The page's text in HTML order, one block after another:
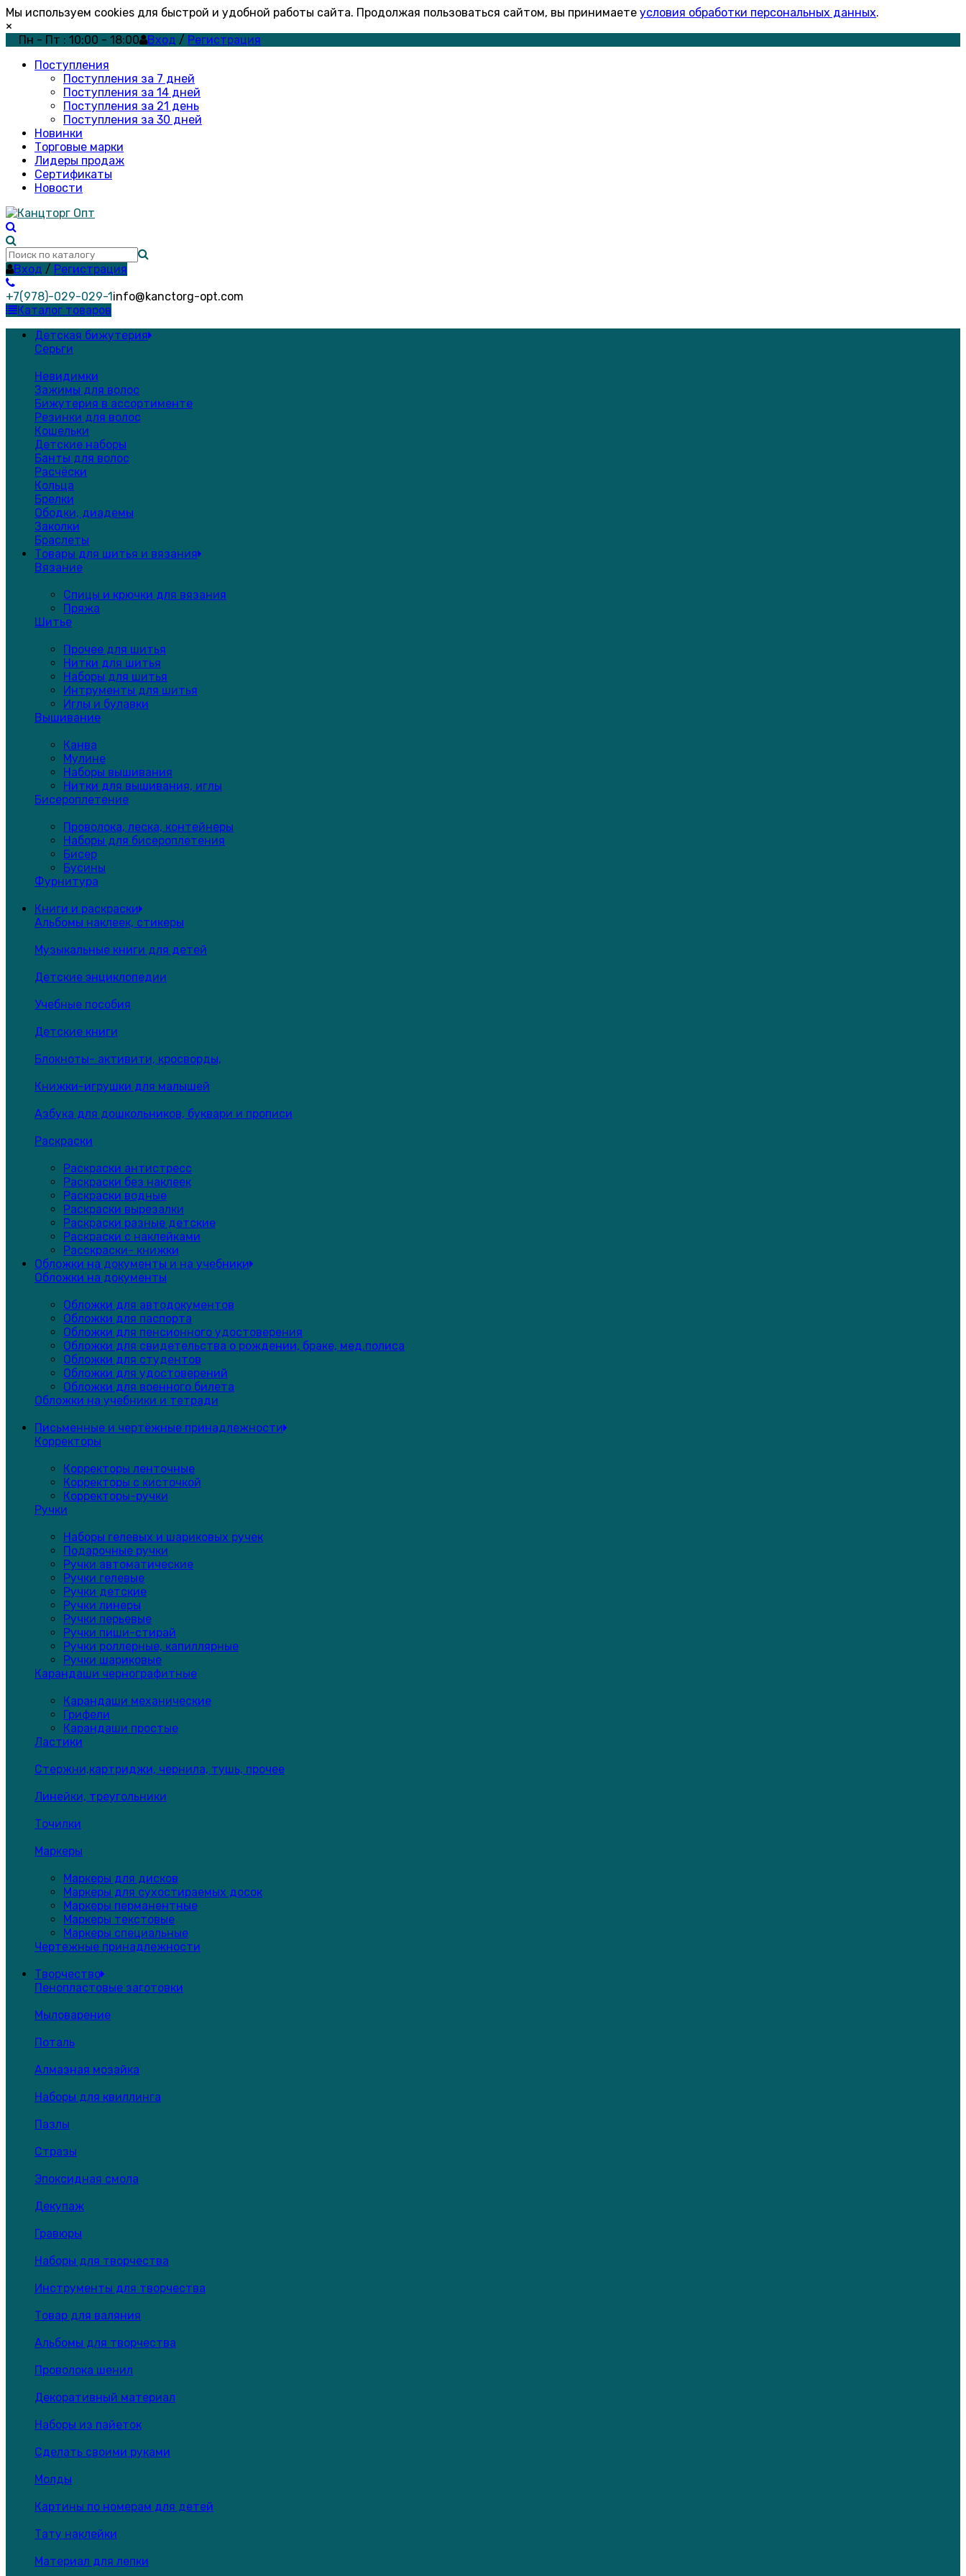
Мы используем cookies для быстрой и удобной работы сайта. Продолжая пользоваться сайтом, вы принимаете условия обработки персональных данных.
×
Пн - Пт : 10:00 - 18:00
Вход / Регистрация
Поступления
Поступления за 7 дней
Поступления за 14 дней
Поступления за 21 день
Поступления за 30 дней
Новинки
Торговые марки
Лидеры продаж
Сертификаты
Новости
Вход / Регистрация
+7(978)-029-029-1info@kanctorg-opt.com
Каталог товаров
Детская бижутерия
Серьги
Невидимки
Зажимы для волос
Бижутерия в ассортименте
Резинки для волос
Кошельки
Детские наборы
Банты для волос
Расчёски
Кольца
Брелки
Ободки, диадемы
Заколки
Браслеты
Товары для шитья и вязания
Вязание
Спицы и крючки для вязания
Пряжа
Шитье
Прочее для шитья
Нитки для шитья
Наборы для шитья
Интрументы для шитья
Иглы и булавки
Вышивание
Канва
Мулине
Наборы вышивания
Нитки для вышивания, иглы
Бисероплетение
Проволока, леска, контейнеры
Наборы для бисероплетения
Бисер
Бусины
Фурнитура
Книги и раскраски
Альбомы наклеек, стикеры
Музыкальные книги для детей
Детские энциклопедии
Учебные пособия
Детские книги
Блокноты- активити, кросворды,
Книжки-игрушки для малышей
Азбука для дошкольников, буквари и прописи
Раскраски
Раскраски антистресс
Раскраски без наклеек
Раскраски водные
Раскраски вырезалки
Раскраски разные детские
Раскраски с наклейками
Расскраски- книжки
Обложки на документы и на учебники
Обложки на документы
Обложки для автодокументов
Обложки для паспорта
Обложки для пенсионного удостоверения
Обложки для свидетельства о рождении, браке, мед.полиса
Обложки для студентов
Обложки для удостоверений
Обложки для военного билета
Обложки на учебники и тетради
Письменные и чертёжные принадлежности
Корректоры
Корректоры ленточные
Корректоры с кисточкой
Корректоры-ручки
Ручки
Наборы гелевых и шариковых ручек
Подарочные ручки
Ручки автоматические
Ручки гелевые
Ручки детские
Ручки линеры
Ручки перьевые
Ручки пиши-стирай
Ручки роллерные, капиллярные
Ручки шариковые
Карандаши чернографитные
Карандаши механические
Грифели
Карандаши простые
Ластики
Стержни,картриджи, чернила, тушь, прочее
Линейки, треугольники
Точилки
Маркеры
Маркеры для дисков
Маркеры для сухостираемых досок
Маркеры перманентные
Маркеры текстовые
Маркеры специальные
Чертежные принадлежности
Творчество
Пенопластовые заготовки
Мыловарение
Поталь
Алмазная мозайка
Наборы для квиллинга
Пазлы
Стразы
Эпоксидная смола
Декупаж
Гравюры
Наборы для творчества
Инструменты для творчества
Товар для валяния
Альбомы для творчества
Проволока шенил
Декоративный материал
Наборы из пайеток
Сделать своими руками
Молды
Картины по номерам для детей
Тату наклейки
Материал для лепки